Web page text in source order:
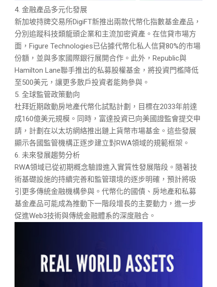
4. 金融產品多元化發展
新加坡持牌交易所DigiFT新推出兩款代幣化指數基金產品，
分別追蹤科技類龍頭企業和主流加密資產。在信貸市場方
面，Figure Technologies已佔據代幣化私人信貸80%的市場
份額，並與多家國際銀行展開合作。此外，Republic與
Hamilton Lane聯手推出的私募股權基金，將投資門檻降低
至500美元，讓更多散戶投資者能夠參與。
5. 全球監管政策動向
杜拜近期啟動房地產代幣化試點計劃，目標在2033年前達
成160億美元規模。同時，富達投資已向美國證監會提交申
請，計劃在以太坊網絡推出鏈上貨幣市場基金。這些發展
顯示各國監管機構正逐步建立對RWA領域的規範框架。
6. 未來發展趨勢分析
RWA領域已從初期概念驗證進入實質性發展階段。隨著技
術基礎設施的持續完善和監管環境的逐步明確，預計將吸
引更多傳統金融機構參與。代幣化的國債、房地產和私募
基金產品可能成為推動下一階段增長的主要動力，進一步
促進Web3技術與傳統金融體系的深度融合。